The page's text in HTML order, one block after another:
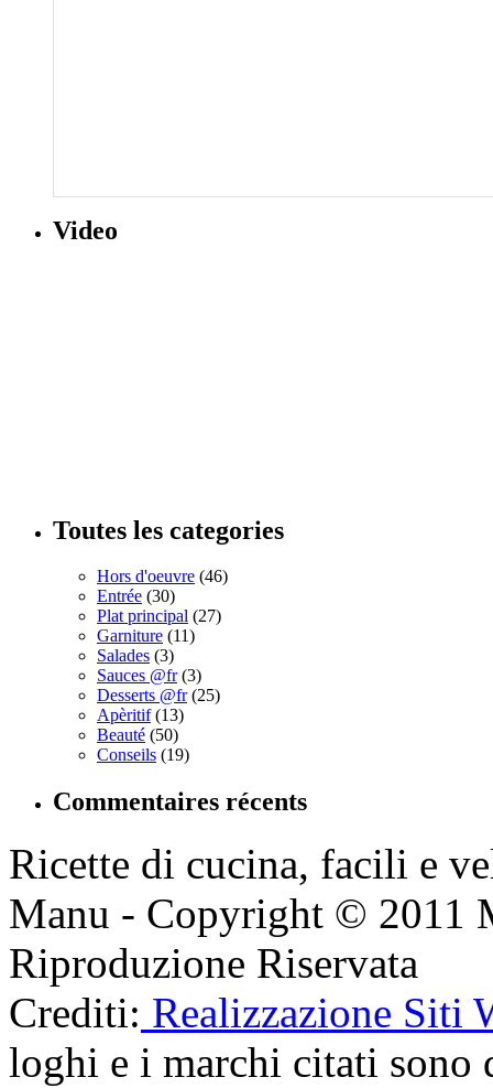
Video
Toutes les categories
Hors d'oeuvre (46)
Entrée (30)
Plat principal (27)
Garniture (11)
Salades (3)
Sauces @fr(3)
Desserts @fr(25)
Apèritif(13)
Beauté (50)
Conseils (19)
Commentaires récents
Ricette di cucina, facili e
Manu - Copyright © 2011
Riproduzione Riservata
Crediti: Realizzazione Siti
loghi e i marchi citati